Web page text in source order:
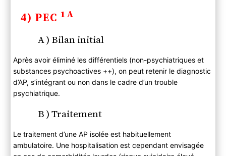
4) PEC 1A
A ) Bilan initial
Après avoir éliminé les différentiels (non-psychiatriques et
substances psychoactives ++), on peut retenir le diagnostic
d’AP, s’intégrant ou non dans le cadre d’un trouble
psychiatrique.
B ) Traitement
Le traitement d’une AP isolée est habituellement
ambulatoire. Une hospitalisation est cependant envisagée